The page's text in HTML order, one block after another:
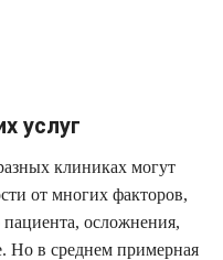
услуг
клиниках могут
от многих факторов,
осложнения,
Но в среднем примерная